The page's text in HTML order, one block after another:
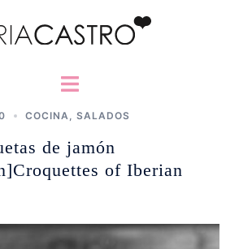
Alternar
COCINA SALADOS
de jamón
of Iberian